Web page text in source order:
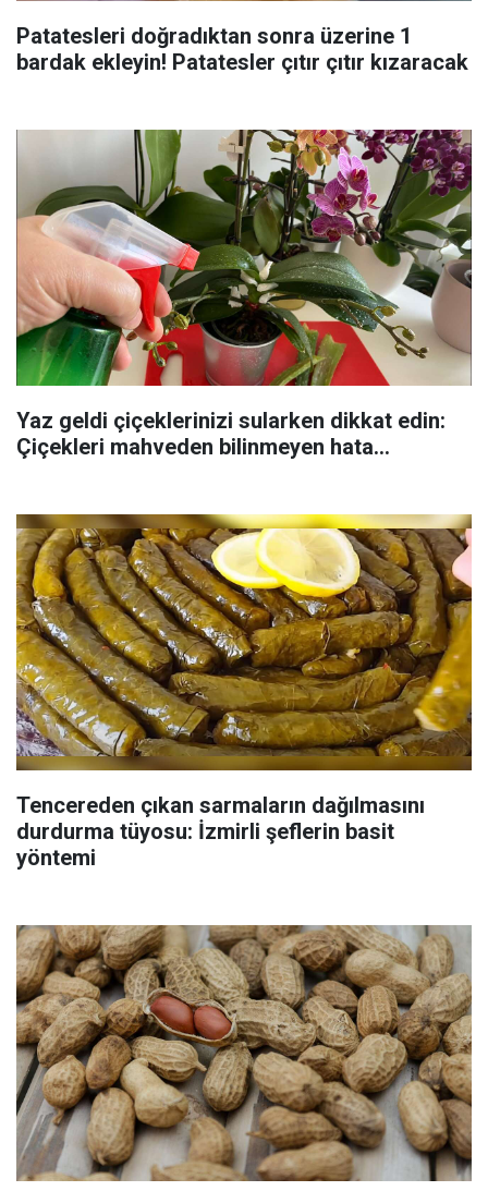
Patatesleri doğradıktan sonra üzerine 1
bardak ekleyin! Patatesler çıtır çıtır kızaracak
Yaz geldi çiçeklerinizi sularken dikkat edin:
Çiçekleri mahveden bilinmeyen hata...
Tencereden çıkan sarmaların dağılmasını
durdurma tüyosu: İzmirli şeflerin basit
yöntemi